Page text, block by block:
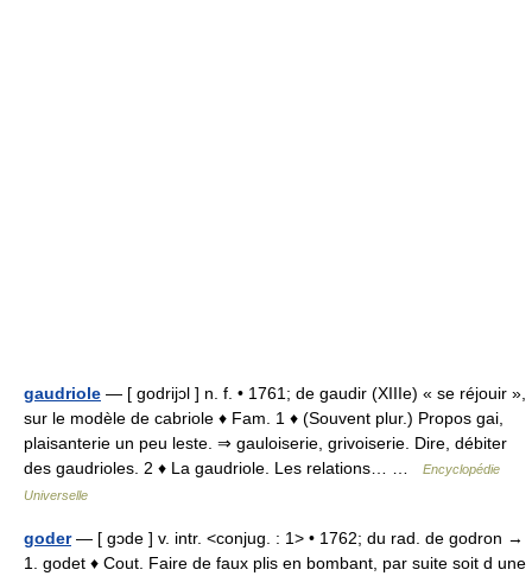
gaudriole — [ godrijɔl ] n. f. • 1761; de gaudir (XIIIe) « se réjouir »,
sur le modèle de cabriole ♦ Fam. 1 ♦ (Souvent plur.) Propos gai,
plaisanterie un peu leste. ⇒ gauloiserie, grivoiserie. Dire, débiter
des gaudrioles. 2 ♦ La gaudriole. Les relations… …
Encyclopédie
Universelle
goder— [ gɔde ] v. intr. <conjug. : 1> • 1762; du rad. de godron →
1. godet ♦ Cout. Faire de faux plis en bombant, par suite soit d une